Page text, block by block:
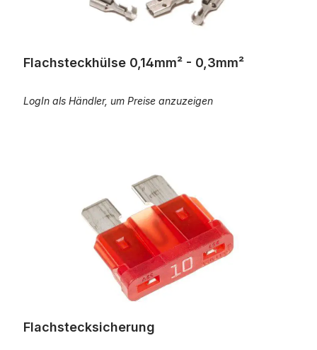
Flachsteckhülse 0,14mm² - 0,3mm²
LogIn als Händler, um Preise anzuzeigen
Flachstecksicherung